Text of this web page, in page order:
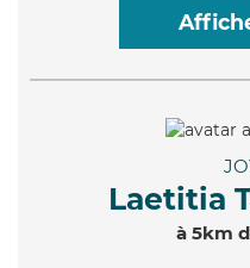
Laetitia
à 5km